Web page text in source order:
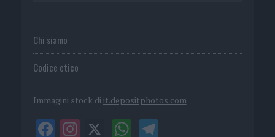
Chi siamo
Codice etico
Immagini stock di it.depositphotos.com